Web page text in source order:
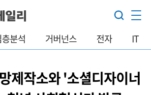
분석 거버넌스 전자 IT
제작소와 '소셜디자이너